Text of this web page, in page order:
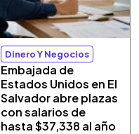
Dinero Y Negocios
Embajada de
Estados Unidos en El
Salvador abre plazas
con salarios de
hasta $37,338 al año